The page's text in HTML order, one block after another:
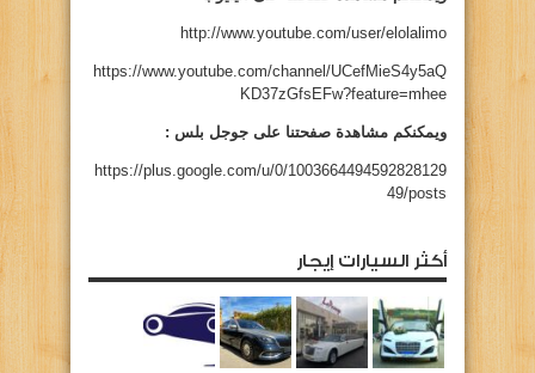
http://www.youtube.com/user/elolalimo
https://www.youtube.com/channel/UCefMieS4y5aQ
KD37zGfsEFw?feature=mhee
ويمكنكم مشاهدة صفحتنا على جوجل بلس :
https://plus.google.com/u/0/1003664494592828129
49/posts
أكثر السيارات إيجار